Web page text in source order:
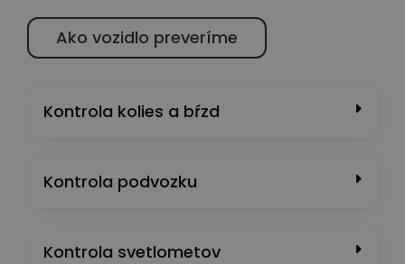
Ako vozidlo preveríme
Kontrola kolies a bŕzd
Kontrola podvozku
Kontrola svetlometov